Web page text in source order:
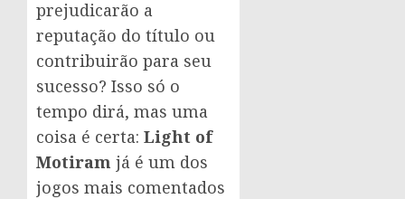
prejudicarão a
reputação do título ou
contribuirão para seu
sucesso? Isso só o
tempo dirá, mas uma
coisa é certa: Light of
Motiram já é um dos
jogos mais comentados